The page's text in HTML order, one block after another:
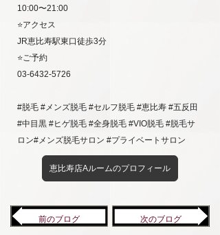
10:00〜21:00
⭐️アクセス
JR恵比寿駅東口徒歩3分
⭐️ご予約
03-6432-5726
#脱毛 #メンズ脱毛 #セルフ脱毛 #恵比寿 #五反田
#中目黒 #ヒゲ脱毛 #全身脱毛 #VIO脱毛 #脱毛サ
ロン#メンズ脱毛サロン #プライベートサロン
恵比寿店Aルームのプロフィール
前のブログ 次のブログ